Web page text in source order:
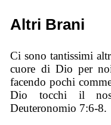
Altri Brani
Ci sono tantissimi
cuore di Dio per
facendo pochi
Dio tocchi il
Deuteronomio 7:6-8.